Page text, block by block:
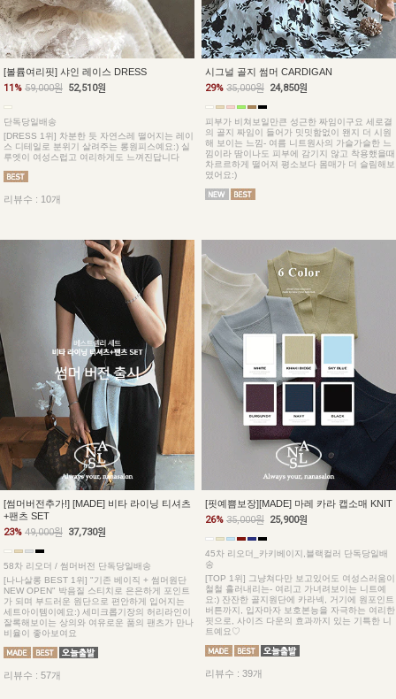
[볼륨여리핏] 샤인 레이스 DRESS
11% 59,000원 52,510원
단독당일배송
[DRESS 1위] 차분한 듯 자연스레 떨어지는 레이
스 디테일로 분위기 살려주는 롱원피스예요:) 실
루엣이 여성스럽고 여리하게도 느껴진답니다
리뷰수 : 10개
시그널 골지 썸머 CARDIGAN
29% 35,000원 24,850원
피부가 비쳐보일만큰 성근한 짜임이구요 세로결
의 골지 짜임이 들어가 밋밋함없이 왠지 더 시원
해 보이는 느낌- 여름 니트원사의 가슬가슬한 느
낌이라 땀이나도 피부에 감기지 않고 착용했을때
차르르하게 떨어져 평소보다 몸매가 더 슬림해보
였어요:)
[썸머버전추가!] [MADE] 비타 라이닝 티셔츠
+팬츠 SET
23% 49,000원 37,730원
58차 리오더 / 썸머버전 단독당일배송
[나나살롱 BEST 1위] "기존 베이직 + 썸머원단
NEW OPEN" 박음질 스티치로 은은하게 포인트
가 되며 부드러운 원단으로 편안하게 입어지는
세트아이템이예요:) 세미크롭기장의 허리라인이
잘록해보이는 상의와 여유로운 품의 팬츠가 만나
비율이 좋아보여요
리뷰수 : 57개
[핏예쁨보장][MADE] 마레 카라 캡소매 KNIT
26% 35,000원 25,900원
45차 리오더_카키베이지,블랙컬러 단독당일배
송
[TOP 1위] 그냥쳐다만 보고있어도 여성스러움이
철철 흘러내리는- 여리고 가녀려보이는 니트예
요:) 잔잔한 골지원단에 카라넥, 거기에 원포인트
버튼까지, 입자마자 보호본능을 자극하는 여리한
핏으로, 사이즈 다운의 효과까지 있는 기특한 니
트예요♡
리뷰수 : 39개